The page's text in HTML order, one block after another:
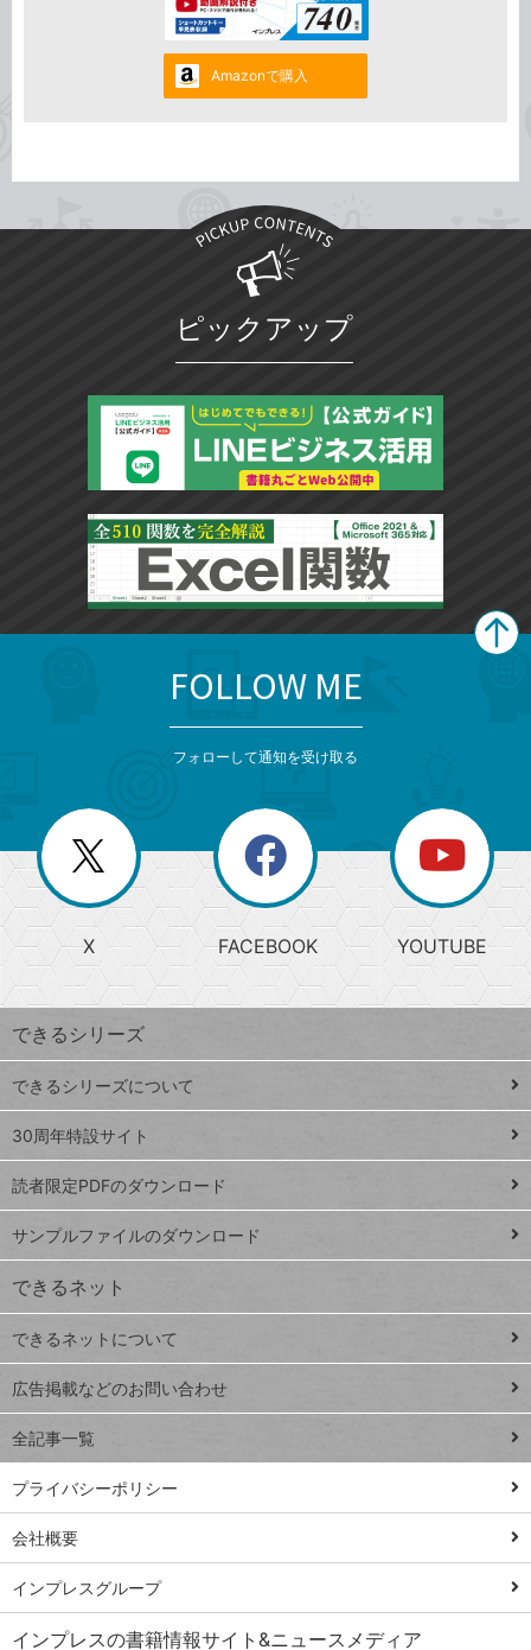
Amazonで購入
ピックアップ
じ
る
search
検
索
上
昇
ワ
ー
ド
Google
スプレ
ッドシ
ート
iPhone
VLOOKUP
close
閉じ
る
閉
じ
る
ー
か
ら
探
す
ト
ッ
プ
ペ
ジ
連載
Excel Q&A
トイアンナ流仕
事術
PowerAutomate
ではじめる業務
の完全自動化
AI議事録作成術
Windows 11
Q&A
FOLLOW ME
フォローして通知を受け取る
X FACEBOOK YOUTUBE
できるシリーズ
できるシリーズについて
30周年特設サイト
読者限定PDFのダウンロード
サンプルファイルのダウンロード
できるネット
できるネットについて
広告掲載などのお問い合わせ
全記事一覧
プライバシーポリシー
会社概要
インプレスグループ
インプレスの書籍情報サイト&ニュースメディア